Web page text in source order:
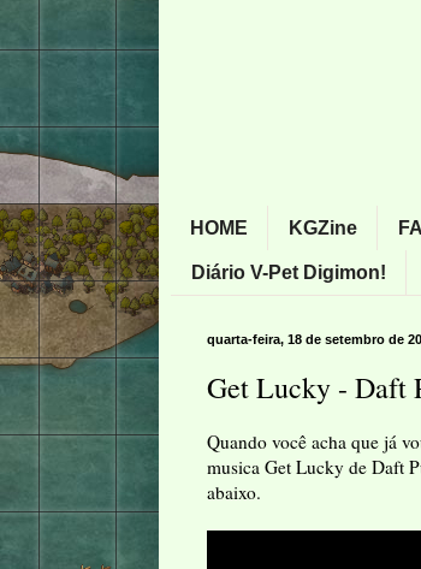
HOME KGZine
Diário V-Pet Digimon!
quarta-feira, 18 de setembro de
Get Lucky - Daft
Quando você acha que já
musica Get Lucky de Daft
abaixo.